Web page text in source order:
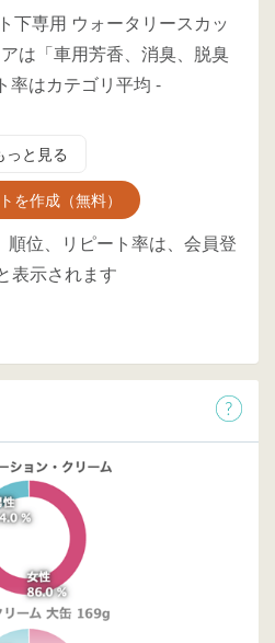
下専用 ウォータリースカッ
は「車用芳香、消臭、脱臭
率はカテゴリ平均 -
っと見る
を作成（無料）
位、リピート率は、会員登
表示されます